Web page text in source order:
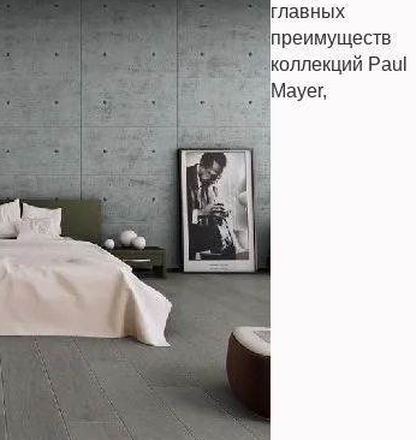
главных
преимуществ
коллекций Paul
Mayer,